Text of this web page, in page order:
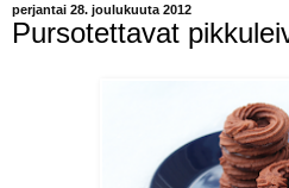
perjantai 28. joulukuuta 2012
Pursotettavat